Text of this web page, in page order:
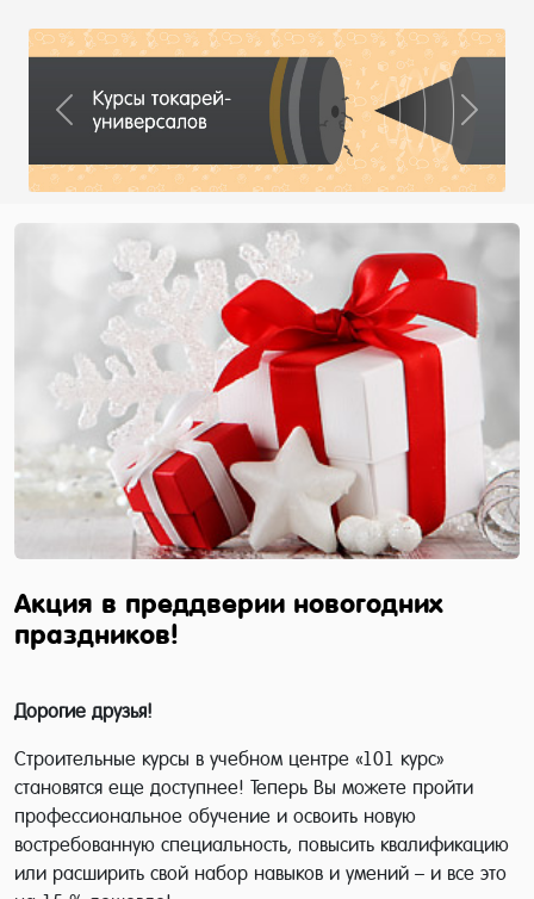
Previous Next
Акция в преддверии новогодних
праздников!
Дорогие друзья!
Строительные курсы в учебном центре «101 курс»
становятся еще доступнее! Теперь Вы можете пройти
профессиональное обучение и освоить новую
востребованную специальность, повысить квалификацию
или расширить свой набор навыков и умений – и все это